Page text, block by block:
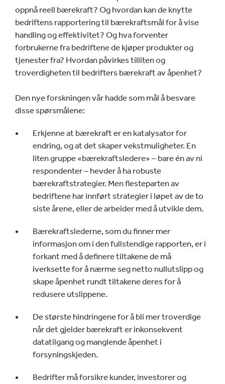
oppnå reell bærekraft? Og hvordan kan de knytte
bedriftens rapportering til bærekraftsmål for å vise
handling og effektivitet? Og hva forventer
forbrukerne fra bedriftene de kjøper produkter og
tjenester fra? Hvordan påvirkes tilliten og
troverdigheten til bedrifters bærekraft av åpenhet?
Den nye forskningen vår hadde som mål å besvare
disse spørsmålene:
Erkjenne at bærekraft er en katalysator for
endring, og at det skaper vekstmuligheter. En
liten gruppe «bærekraftsledere» – bare én av ni
respondenter – hevder å ha robuste
bærekraftstrategier. Men flesteparten av
bedriftene har innført strategier i løpet av de to
siste årene, eller de arbeider med å utvikle dem.
Bærekraftslederne, som du finner mer
informasjon om i den fullstendige rapporten, er i
forkant med å definere tiltakene de må
iverksette for å nærme seg netto nullutslipp og
skape åpenhet rundt tiltakene deres for å
redusere utslippene.
De største hindringene for å bli mer troverdige
når det gjelder bærekraft er inkonsekvent
datatilgang og manglende åpenhet i
forsyningskjeden.
Bedrifter må forsikre kunder, investorer og